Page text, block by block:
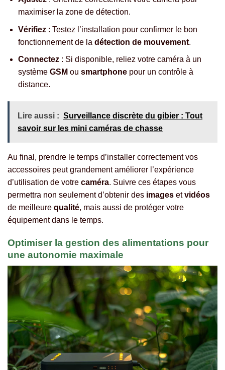
maximiser la zone de détection.
Vérifiez: Testez l’installation pour confirmer le bon
fonctionnement de la détection de mouvement.
Connectez: Si disponible, reliez votre caméra à un
système GSM ou smartphonepour un contrôle à
distance.
Lire aussi : Surveillance discrète du gibier : Tout
savoir sur les mini caméras de chasse
Au final, prendre le temps d’installer correctement vos
accessoires peut grandement améliorer l’expérience
d’utilisation de votre caméra. Suivre ces étapes vous
permettra non seulement d’obtenir des images etvidéos
de meilleure qualité, mais aussi de protéger votre
équipement dans le temps.
Optimiser la gestion des alimentations pour
une autonomie maximale